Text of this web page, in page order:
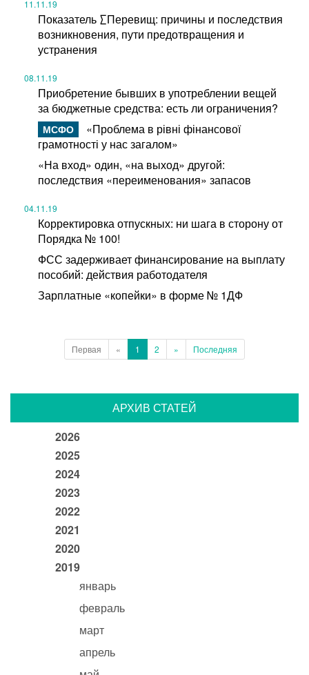
11.11.19
Показатель ∑Перевищ: причины и последствия
возникновения, пути предотвращения и
устранения
08.11.19
Приобретение бывших в употреблении вещей
за бюджетные средства: есть ли ограничения?
«Проблема в рівні фінансової
грамотності у нас загалом»
«На вход» один, «на выход» другой:
последствия «переименования» запасов
04.11.19
Корректировка отпускных: ни шага в сторону от
Порядка № 100!
ФСС задерживает финансирование на выплату
пособий: действия работодателя
Зарплатные «копейки» в форме № 1ДФ
Первая « 1 2 » Последняя
АРХИВ СТАТЕЙ
2026
2025
2024
2023
2022
2021
2020
2019
январь
февраль
март
апрель